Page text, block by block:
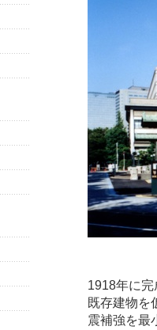
1918年に
既存建物を
震補強を最